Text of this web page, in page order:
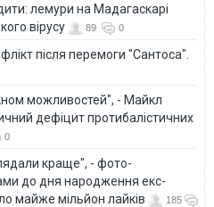
лемури на Мадагаскарі
вірусу
89 0
після перемоги "Сантоса".
можливостей", - Майкл
дефіцит протибалістичних
0
краще", - фото-
до дня народження екс-
майже мільйон лайків
185